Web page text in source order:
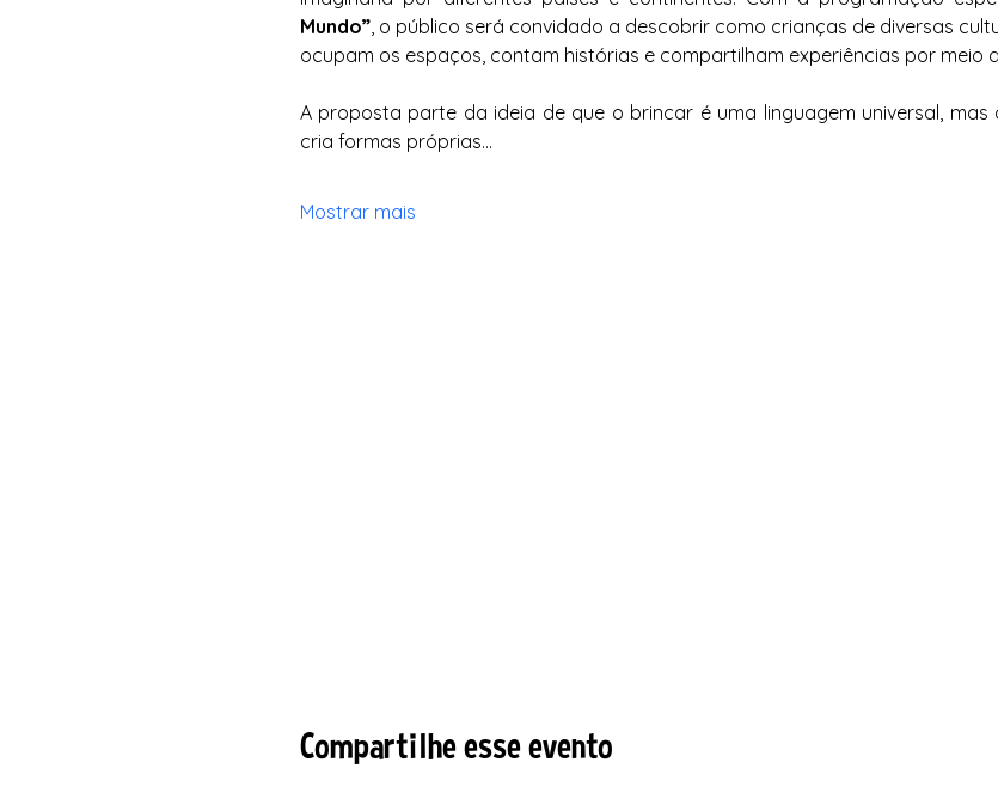
Mundo”, o público será convidado a descobrir como crianças de diversas
ocupam os espaços, contam histórias e compartilham experiências por meio
A proposta parte da ideia de que o brincar é uma linguagem universal,
cria formas próprias…
Mostrar mais
Compartilhe esse evento